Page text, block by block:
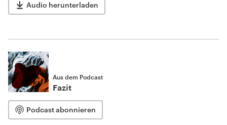
Audio herunterladen
Aus dem Podcast
Fazit
Podcast abonnieren